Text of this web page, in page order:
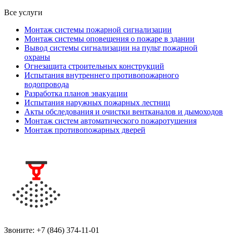
Все услуги
Монтаж системы пожарной сигнализации
Монтаж системы оповещения о пожаре в здании
Вывод системы сигнализации на пульт пожарной
охраны
Огнезащита строительных конструкций
Испытания внутреннего противопожарного
водопровода
Разработка планов эвакуации
Испытания наружных пожарных лестниц
Акты обследования и очистки вентканалов и дымоходов
Монтаж систем автоматического пожаротушения
Монтаж противопожарных дверей
Звоните: +7 (846) 374-11-01